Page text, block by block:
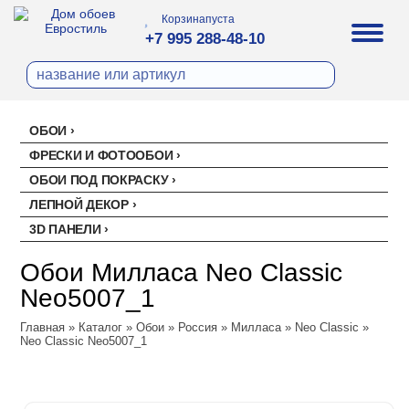
Корзинапуста
+7 995 288-48-10
ОБОИ
Все обои
Палитра
Палитра
Erismann
Erismann
Артекс
Ateliero
Милласа
Ambient
Ambient Vol.2
Ambient Vol.3
ФРЕСКИ И ФОТООБОИ
ОБОИ ПОД ПОКРАСКУ
Стеклохолст малярный
Ремонтный флизелин
ЛЕПНОЙ ДЕКОР
Перфект
3D ПАНЕЛИ
Панели под покраску
Цветные панели
Обои Милласа Neo Classic
Neo5007_1
Главная » Каталог »Обои » Россия » Милласа» Neo Classic »
Neo Classic Neo5007_1